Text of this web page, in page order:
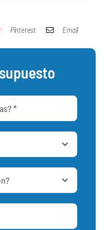
Pinterest Email